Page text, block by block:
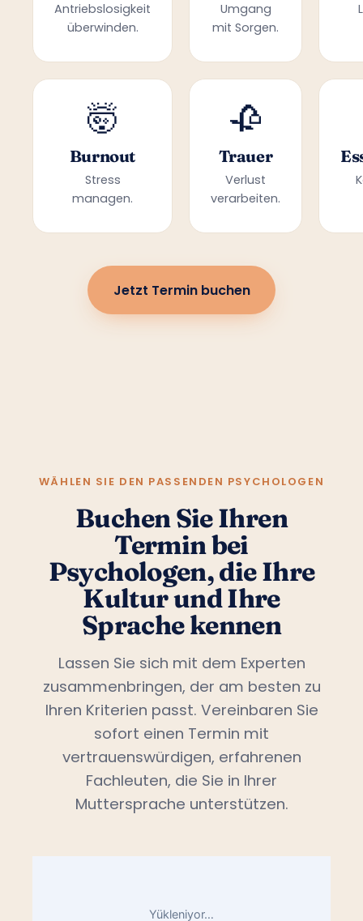
Antriebslosigkeit
überwinden.
Umgang
mit Sorgen.
🤯
Burnout
Stress
managen.
🥀
Trauer
Verlust
verarbeiten.
Jetzt Termin buchen
WÄHLEN SIE DEN PASSENDEN PSYCHOLOGEN
Buchen Sie Ihren
Termin bei
Psychologen, die Ihre
Kultur und Ihre
Sprache kennen
Lassen Sie sich mit dem Experten
zusammenbringen, der am besten zu
Ihren Kriterien passt. Vereinbaren Sie
sofort einen Termin mit
vertrauenswürdigen, erfahrenen
Fachleuten, die Sie in Ihrer
Muttersprache unterstützen.